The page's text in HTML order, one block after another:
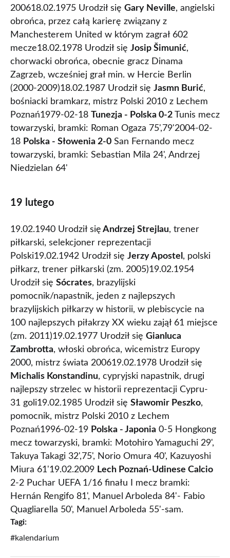
200618.02.1975 Urodził się Gary Neville, angielski
obrońca, przez całą karierę związany z
Manchesterem United w którym zagrał 602
mecze18.02.1978 Urodził się Josip Šimunić,
chorwacki obrońca, obecnie gracz Dinama
Zagrzeb, wcześniej grał min. w Hercie Berlin
(2000-2009)18.02.1987 Urodził się Jasmn Burić,
bośniacki bramkarz, mistrz Polski 2010 z Lechem
Poznań1979-02-18 Tunezja - Polska 0-2 Tunis mecz
towarzyski, bramki: Roman Ogaza 75',79'2004-02-
18 Polska - Słowenia 2-0 San Fernando mecz
towarzyski, bramki: Sebastian Mila 24', Andrzej
Niedzielan 64'
19 lutego
19.02.1940 Urodził się Andrzej Strejlau, trener
piłkarski, selekcjoner reprezentacji
Polski19.02.1942 Urodził się Jerzy Apostel , polski
piłkarz, trener piłkarski (zm. 2005)19.02.1954
Urodził się Sócrates, brazylijski
pomocnik/napastnik, jeden z najlepszych
brazylijskich piłkarzy w historii, w plebiscycie na
100 najlepszych piłakrzy XX wieku zajął 61 miejsce
(zm. 2011)19.02.1977 Urodził się Gianluca
Zambrotta, włoski obrońca, wicemistrz Europy
2000, mistrz świata 200619.02.1978 Urodził się
Michalis Konstandinu, cypryjski napastnik, drugi
najlepszy strzelec w historii reprezentacji Cypru-
31 goli19.02.1985 Urodził się Sławomir Peszko,
pomocnik, mistrz Polski 2010 z Lechem
Poznań1996-02-19 Polska - Japonia 0-5 Hongkong
mecz towarzyski, bramki: Motohiro Yamaguchi 29',
Takuya Takagi 32',75', Norio Omura 40', Kazuyoshi
Miura 61'19.02.2009 Lech Poznań-Udinese Calcio
2-2 Puchar UEFA 1/16 finału I mecz bramki:
Hernán Rengifo 81', Manuel Arboleda 84'- Fabio
Quagliarella 50', Manuel Arboleda 55'-sam.
Tagi:
#kalendarium